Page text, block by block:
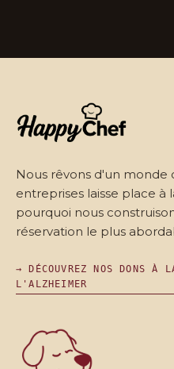
Nous rêvons d'un monde
entreprises laisse place à
pourquoi nous
réservation le plus
→ DÉCOUVREZ NOS DONS À
L'ALZHEIMER